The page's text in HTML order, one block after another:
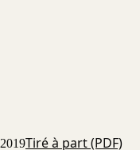
2019Tiré à part (PDF)